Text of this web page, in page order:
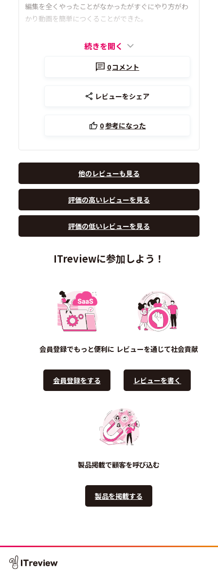
編集を全くやったことがなかったがすぐにやり方がわ
かり動画を簡単につくることができた。
続きを開く
0コメント
レビューをシェア
0参考になった
他のレビューも見る
評価の高いレビューを見る
評価の低いレビューを見る
ITreviewに参加しよう！
会員登録でもっと便利に
会員登録をする
レビューを通じて社会貢献
レビューを書く
製品掲載で顧客を呼び込む
製品を掲載する